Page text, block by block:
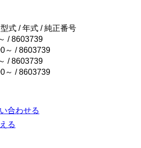
式 / 年式 / 純正番号
/ 8603739
～ / 8603739
/ 8603739
～ / 8603739
合わせる
る